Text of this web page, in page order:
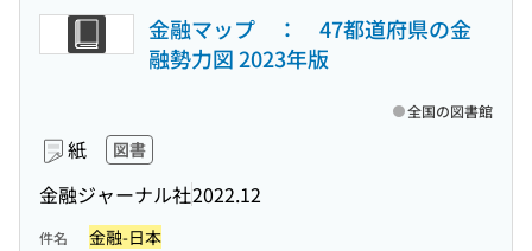
金融マップ ： 47都道府県の金
融勢力図 2023年版
紙 図書
金融ジャーナル社2022.12
全国の図書館
件名 金融-日本